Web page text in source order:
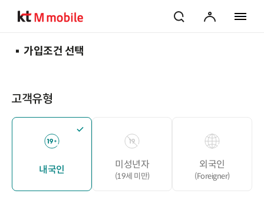
검색
마이페이지
가입조건 선택
고객유형
내국인 미성년자
(19세 미만)
외국인
(Foreigner)